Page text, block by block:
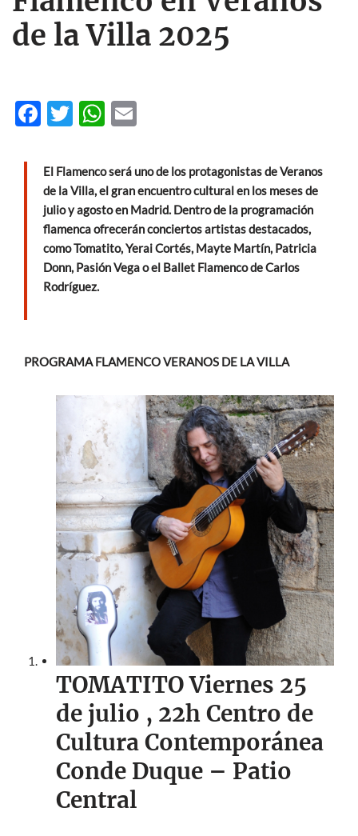
de la Villa 2025
F
e
b
o
o
k
T
itt
er
W
at
s
A
p
p
ail
El Flamenco será uno de los protagonistas de Veranos
de la Villa, el gran encuentro cultural en los meses de
julio y agosto en Madrid. Dentro de la programación
flamenca ofrecerán conciertos artistas destacados,
como Tomatito, Yerai Cortés, Mayte Martín, Patricia
Donn, Pasión Vega o el Ballet Flamenco de Carlos
Rodríguez.
PROGRAMA FLAMENCO VERANOS DE LA VILLA
TOMATITO Viernes 25
de julio , 22hCentro de
Cultura Contemporánea
Conde Duque – Patio
Central